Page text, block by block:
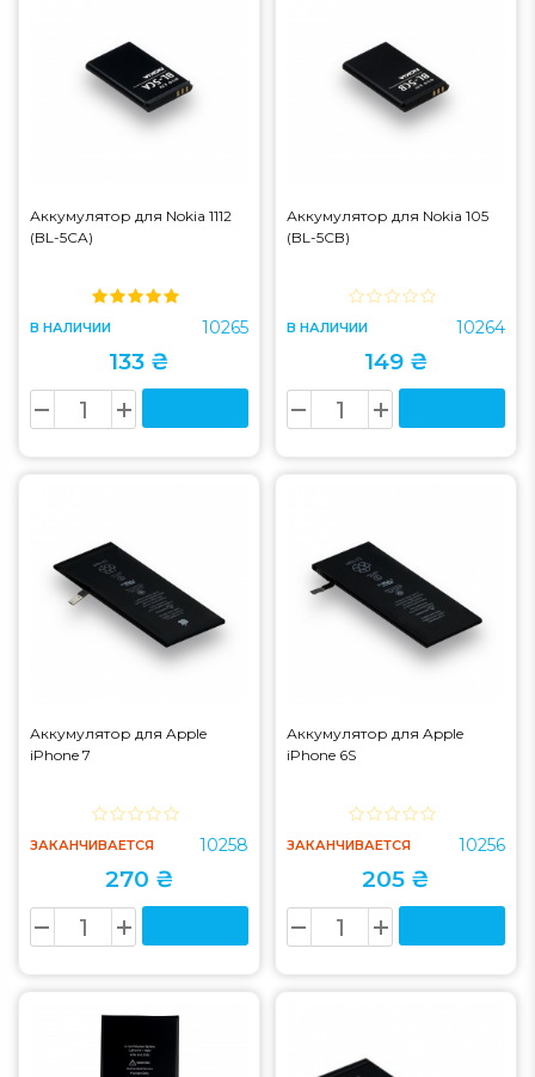
Аккумулятор для Nokia 1112
(BL-5CA)
В НАЛИЧИИ 10265
133 ₴
Аккумулятор для Nokia 105
(BL-5CB)
В НАЛИЧИИ 10264
149 ₴
Аккумулятор для Apple
iPhone 7
ЗАКАНЧИВАЕТСЯ 10258
270 ₴
Аккумулятор для Apple
iPhone 6S
ЗАКАНЧИВАЕТСЯ 10256
205 ₴